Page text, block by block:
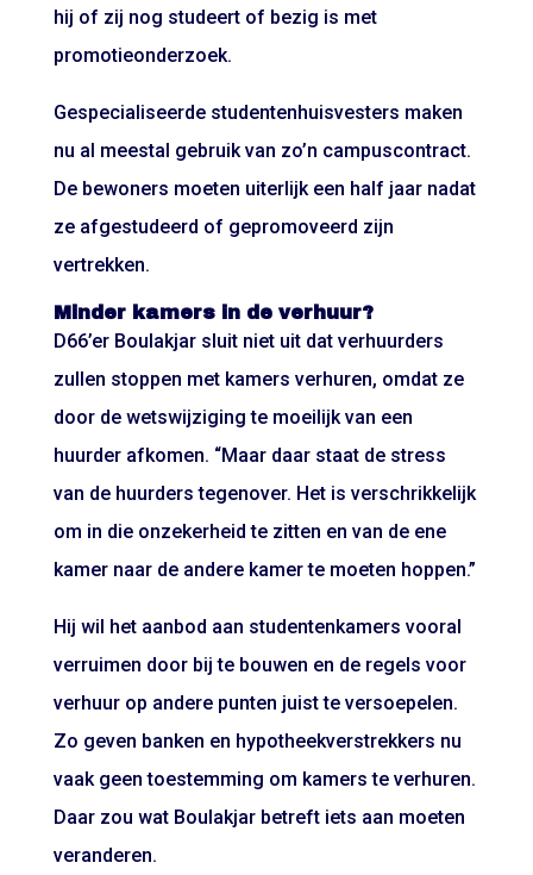
hij of zij nog studeert of bezig is met
promotieonderzoek.
Gespecialiseerde studentenhuisvesters maken
nu al meestal gebruik van zo’n campuscontract.
De bewoners moeten uiterlijk een half jaar nadat
ze afgestudeerd of gepromoveerd zijn
vertrekken.
Minder kamers in de verhuur?
D66’er Boulakjar sluit niet uit dat verhuurders
zullen stoppen met kamers verhuren, omdat ze
door de wetswijziging te moeilijk van een
huurder afkomen. “Maar daar staat de stress
van de huurders tegenover. Het is verschrikkelijk
om in die onzekerheid te zitten en van de ene
kamer naar de andere kamer te moeten hoppen.”
Hij wil het aanbod aan studentenkamers vooral
verruimen door bij te bouwen en de regels voor
verhuur op andere punten juist te versoepelen.
Zo geven banken en hypotheekverstrekkers nu
vaak geen toestemming om kamers te verhuren.
Daar zou wat Boulakjar betreft iets aan moeten
veranderen.